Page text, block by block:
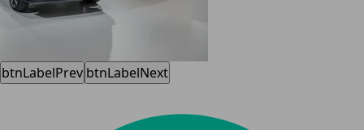
btnLabelPrev btnLabelNext